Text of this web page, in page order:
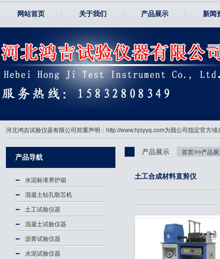
网站首页 关于我们 产品展示 新闻
河北鸿吉试验仪器有限公司郑重声明：http://www.hjsyyq.com为我公司指定官方
产品导航
水泥标准养护箱
混凝土钻孔取芯机
土工试验仪器
混凝土试验仪器
沥青试验仪器
水泥试验仪器
产品展示 首页>>产品展
土工合成材料直剪仪